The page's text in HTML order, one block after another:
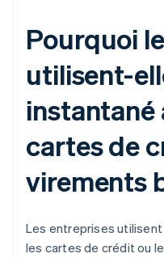
Pourquoi
utilisent-
instantané
cartes de
virements
Les entreprises utilisent
les cartes de crédit ou